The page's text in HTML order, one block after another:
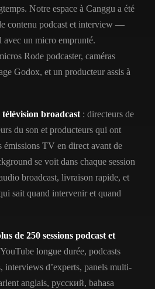
Notre espace à Canggu a été
contenu podcast et interview —
avec un micro emprunté.
Rode podcaster, caméras
Godox, et un producteur assis à
télévision broadcast : directeurs de
du son et producteurs qui ont
émissions TV en direct avant de
se voit dans chaque session
broadcast, livraison rapide, et
sait quand intervenir et quand
de 250 sessions podcast et
longue durée, podcasts
interviews d’experts, panels multi-
anglais, русский, bahasa